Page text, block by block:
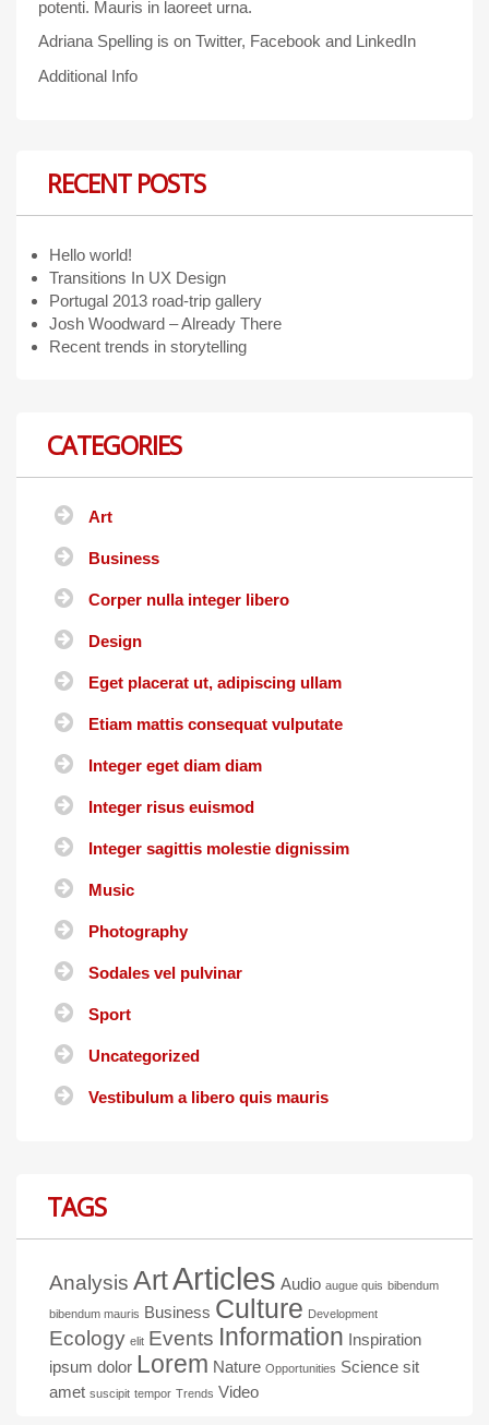
potenti. Mauris in laoreet urna.
Adriana Spelling is on Twitter, Facebook and LinkedIn
Additional Info
RECENT POSTS
Hello world!
Transitions In UX Design
Portugal 2013 road-trip gallery
Josh Woodward – Already There
Recent trends in storytelling
CATEGORIES
Art
Business
Corper nulla integer libero
Design
Eget placerat ut, adipiscing ullam
Etiam mattis consequat vulputate
Integer eget diam diam
Integer risus euismod
Integer sagittis molestie dignissim
Music
Photography
Sodales vel pulvinar
Sport
Uncategorized
Vestibulum a libero quis mauris
TAGS
Analysis ArtArticles Audio augue quis bibendum
bibendum mauris Business Culture Development
Ecology elit Events Information Inspiration
ipsum dolor Lorem Nature Opportunities Science sit
amet suscipit tempor Trends Video